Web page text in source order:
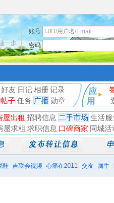
账号
密码
一步
好友 日记相册记录
帖子任务 广播 勋章
屋出租 招聘信息 二手市场 生活服
屋求租 求职信息 口碑商家 同城活
鞋 吉联会视频 心痛在2011 交友 属牛